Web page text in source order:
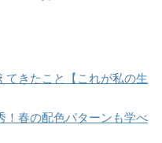
てきたこと【これが私の生
！春の配色パターンも学べ